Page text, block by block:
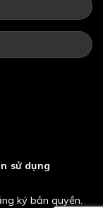
sử dụng
ký bản quyền.